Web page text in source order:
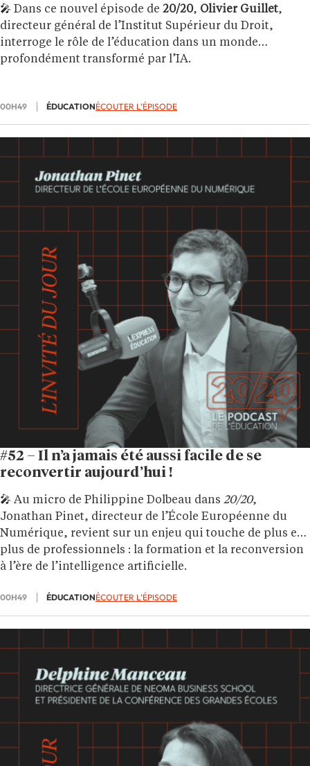
🎤 Dans ce nouvel épisode de 20/20, Olivier Guillet,
directeur général de l’Institut Supérieur du Droit,
interroge le rôle de l’éducation dans un monde
profondément transformé par l’IA.
00H49 ÉDUCATIONÉCOUTER L'ÉPISODE
#52 – Il n’a jamais été aussi facile de se
reconvertir aujourd’hui !
🎤 Au micro de Philippine Dolbeau dans 20/20,
Jonathan Pinet, directeur de l’École Européenne du
Numérique, revient sur un enjeu qui touche de plus en
plus de professionnels : la formation et la reconversion
à l’ère de l’intelligence artificielle.
00H49 ÉDUCATIONÉCOUTER L'ÉPISODE